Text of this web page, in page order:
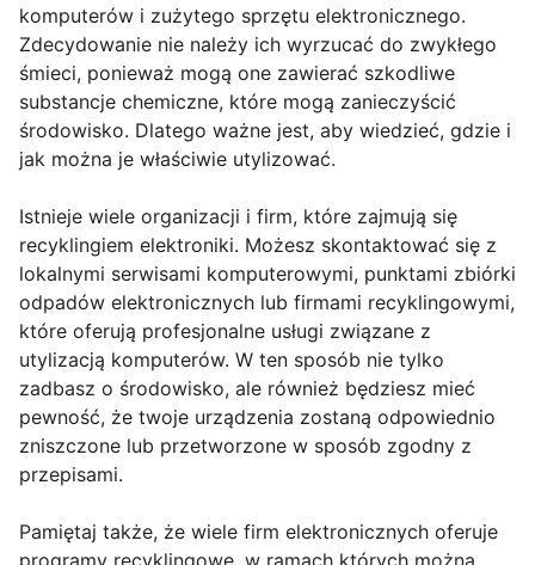
komputerów i zużytego sprzętu elektronicznego.
Zdecydowanie nie należy ich wyrzucać do zwykłego
śmieci, ponieważ mogą one zawierać szkodliwe
substancje chemiczne, które mogą zanieczyścić
środowisko. Dlatego ważne jest, aby wiedzieć, gdzie i
jak można je właściwie utylizować.
Istnieje wiele organizacji i firm, które zajmują się
recyklingiem elektroniki. Możesz skontaktować się z
lokalnymi serwisami komputerowymi, punktami zbiórki
odpadów elektronicznych lub firmami recyklingowymi,
które oferują profesjonalne usługi związane z
utylizacją komputerów. W ten sposób nie tylko
zadbasz o środowisko, ale również będziesz mieć
pewność, że twoje urządzenia zostaną odpowiednio
zniszczone lub przetworzone w sposób zgodny z
przepisami.
Pamiętaj także, że wiele firm elektronicznych oferuje
programy recyklingowe, w ramach których można